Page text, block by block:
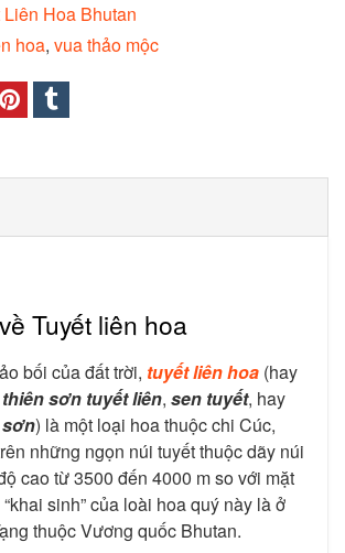
Liên Hoa Bhutan
hoa, vua thảo mộc
Tuyết liên hoa
bối của đất trời, tuyết liên hoa (hay
sơn tuyết liên, sen tuyết, hay
) là một loại hoa thuộc chi Cúc,
những ngọn núi tuyết thuộc dãy núi
cao từ 3500 đến 4000 m so với mặt
sinh” của loài hoa quý này là ở
thuộc Vương quốc Bhutan.